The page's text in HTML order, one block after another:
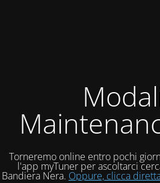
Torneremo online entro pochi
l'app myTuner per ascoltarci
Bandiera Nera. Oppure, clicca